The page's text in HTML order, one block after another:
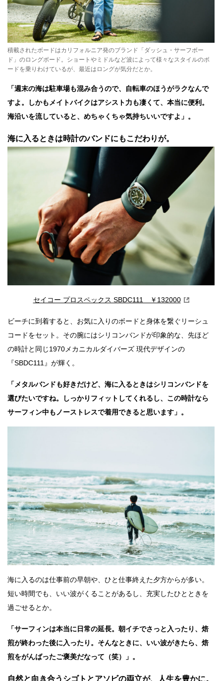
積載されたボードはカリフォルニア発のブランド「ダッシュ・サーフボー
ド」のロングボード。ショートやミドルなど波によって様々なスタイルのボ
ードを乗りわけているが、最近はロングが気分だとか。
「週末の海は駐車場も混み合うので、自転車のほうがラクなんで
すよ。しかもメイトバイクはアシスト力も凄くて、本当に便利。
海沿いを流していると、めちゃくちゃ気持ちいいですよ」。
海に入るときは時計のバンドにもこだわりが。
セイコー プロスペックス SBDC111 ￥132000
ビーチに到着すると、お気に入りのボードと身体を繋ぐリーシュ
コードをセット。その腕にはシリコンバンドが印象的な、先ほど
の時計と同じ1970メカニカルダイバーズ 現代デザインの
『SBDC111』が輝く。
「メタルバンドも好きだけど、海に入るときはシリコンバンドを
選びたいですね。しっかりフィットしてくれるし、この時計なら
サーフィン中もノーストレスで着用できると思います」。
海に入るのは仕事前の早朝や、ひと仕事終えた夕方からが多い。
短い時間でも、いい波がくることがあるし、充実したひとときを
過ごせるとか。
「サーフィンは本当に日常の延長。朝イチでさっと入ったり、焙
煎が終わった後に入ったり。そんなときに、いい波がきたら、焙
煎をがんばったご褒美だなって（笑）」。
自然と向き合うシゴトとアソビの両立が、人生を豊かに。